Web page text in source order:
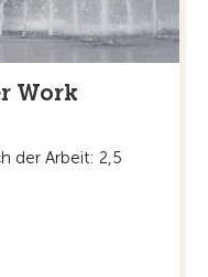
Work
der Arbeit: 2,5